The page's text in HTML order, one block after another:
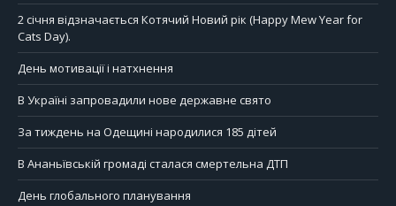
2 січня відзначається Котячий Новий рік (Happy Mew Year for
Cats Day).
День мотивації і натхнення
В Україні запровадили нове державне свято
За тиждень на Одещині народилися 185 дітей
В Ананьївській громаді сталася смертельна ДТП
День глобального планування